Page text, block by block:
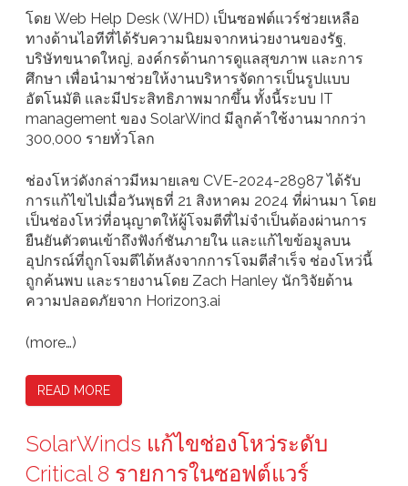
โดย Web Help Desk (WHD) เป็นซอฟต์แวร์ช่วยเหลือ
ทางด้านไอทีที่ได้รับความนิยมจากหน่วยงานของรัฐ,
บริษัทขนาดใหญ่, องค์กรด้านการดูแลสุขภาพ และการ
ศึกษา เพื่อนำมาช่วยให้งานบริหารจัดการเป็นรูปแบบ
อัตโนมัติ และมีประสิทธิภาพมากขึ้น ทั้งนี้ระบบ IT
management ของ SolarWind มีลูกค้าใช้งานมากกว่า
300,000 รายทั่วโลก
ช่องโหว่ดังกล่าวมีหมายเลข CVE-2024-28987 ได้รับ
การแก้ไขไปเมื่อวันพุธที่ 21 สิงหาคม 2024 ที่ผ่านมา โดย
เป็นช่องโหว่ที่อนุญาตให้ผู้โจมตีที่ไม่จำเป็นต้องผ่านการ
ยืนยันตัวตนเข้าถึงฟังก์ชันภายใน และแก้ไขข้อมูลบน
อุปกรณ์ที่ถูกโจมตีได้หลังจากการโจมตีสำเร็จ ช่องโหว่นี้
ถูกค้นพบ และรายงานโดย Zach Hanley นักวิจัยด้าน
ความปลอดภัยจาก Horizon3.ai
(more…)
READ MORE
SolarWinds แก้ไขช่องโหว่ระดับ
Critical 8 รายการในซอฟต์แวร์